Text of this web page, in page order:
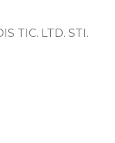
TIC. LTD. STI.